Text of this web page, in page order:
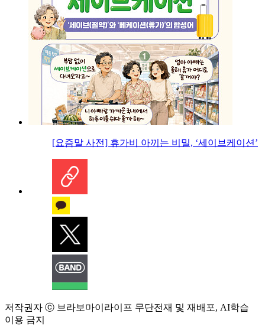
[요즘말 사전] 휴가비 아끼는 비밀, ‘세이브케이션’
저작권자 ⓒ 브라보마이라이프 무단전재 및 재배포, AI학습
이용 금지